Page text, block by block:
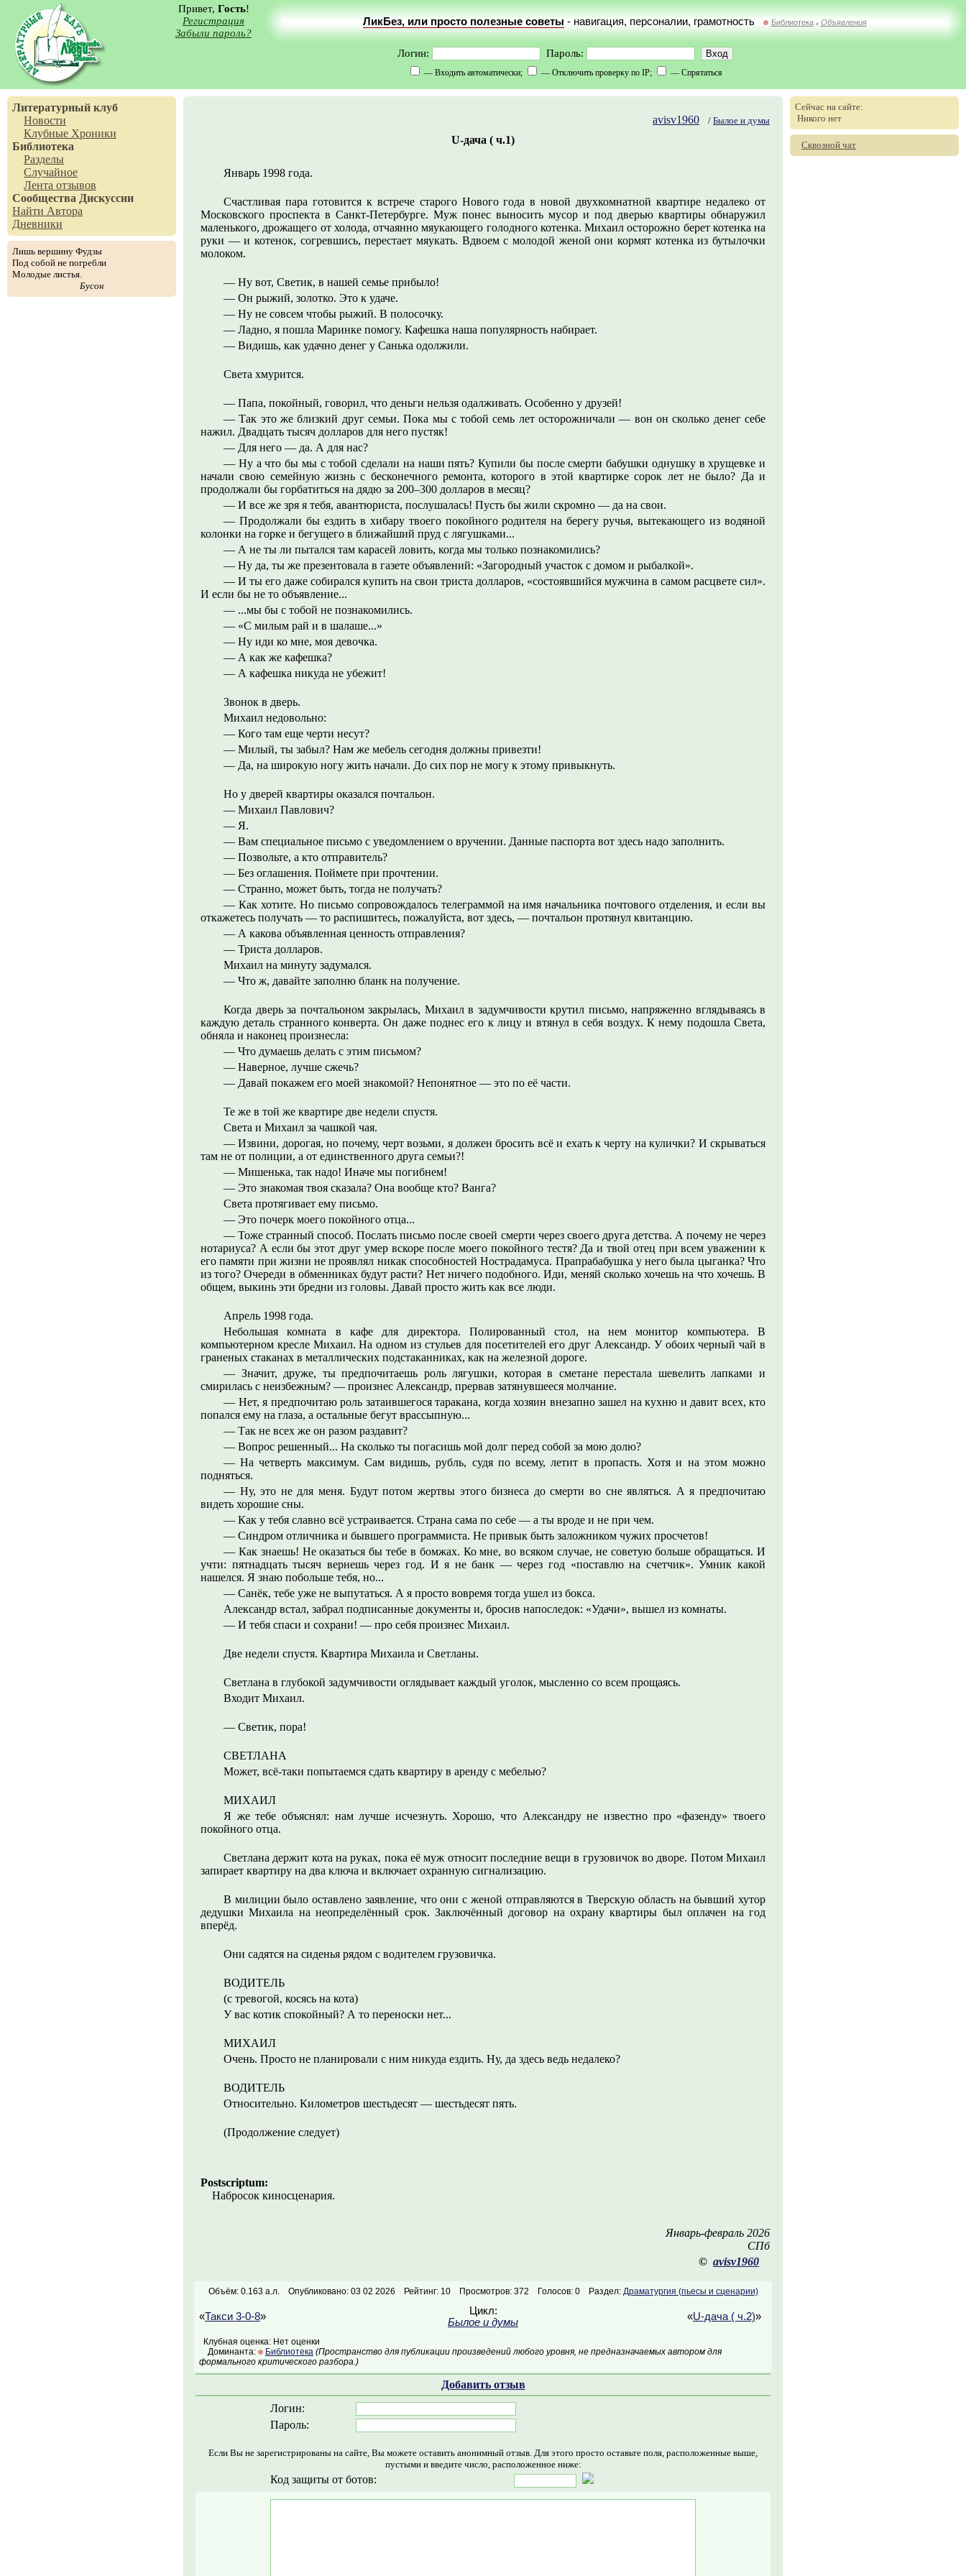
Привет, Гость!
Регистрация
Забыли пароль?
ЛикБез, или просто полезные советы - навигация, персоналии, грамотность Библиотека // Объявления
Логин: Пароль:
— Входить автоматически; — Отключить проверку по IP; — Спрятаться
Литературный клуб
Новости
Клубные Хроники
Библиотека
Разделы
Случайное
Лента отзывов
Сообщества Дискуссии
Найти Автора
Дневники
Лишь вершину Фудзы
Под собой не погребли
Молодые листья.
Бусон
avisv1960 / Былое и думы
U-дача ( ч.1)
Январь 1998 года.
Счастливая пара готовится к встрече старого Нового года в новой двухкомнатной квартире недалеко от
Московского проспекта в Санкт-Петербурге. Муж понес выносить мусор и под дверью квартиры обнаружил
маленького, дрожащего от холода, отчаянно мяукающего голодного котенка. Михаил осторожно берет котенка на
руки — и котенок, согревшись, перестает мяукать. Вдвоем с молодой женой они кормят котенка из бутылочки
молоком.
— Ну вот, Светик, в нашей семье прибыло!
— Он рыжий, золотко. Это к удаче.
— Ну не совсем чтобы рыжий. В полосочку.
— Ладно, я пошла Маринке помогу. Кафешка наша популярность набирает.
— Видишь, как удачно денег у Санька одолжили.
Света хмурится.
— Папа, покойный, говорил, что деньги нельзя одалживать. Особенно у друзей!
— Так это же близкий друг семьи. Пока мы с тобой семь лет осторожничали — вон он сколько денег себе
нажил. Двадцать тысяч долларов для него пустяк!
— Для него — да. А для нас?
— Ну а что бы мы с тобой сделали на наши пять? Купили бы после смерти бабушки однушку в хрущевке и
начали свою семейную жизнь с бесконечного ремонта, которого в этой квартирке сорок лет не было? Да и
продолжали бы горбатиться на дядю за 200–300 долларов в месяц?
— И все же зря я тебя, авантюриста, послушалась! Пусть бы жили скромно — да на свои.
— Продолжали бы ездить в хибару твоего покойного родителя на берегу ручья, вытекающего из водяной
колонки на горке и бегущего в ближайший пруд с лягушками...
— А не ты ли пытался там карасей ловить, когда мы только познакомились?
— Ну да, ты же презентовала в газете объявлений: «Загородный участок с домом и рыбалкой».
— И ты его даже собирался купить на свои триста долларов, «состоявшийся мужчина в самом расцвете сил».
И если бы не то объявление...
— ...мы бы с тобой не познакомились.
— «С милым рай и в шалаше...»
— Ну иди ко мне, моя девочка.
— А как же кафешка?
— А кафешка никуда не убежит!
Звонок в дверь.
Михаил недовольно:
— Кого там еще черти несут?
— Милый, ты забыл? Нам же мебель сегодня должны привезти!
— Да, на широкую ногу жить начали. До сих пор не могу к этому привыкнуть.
Но у дверей квартиры оказался почтальон.
— Михаил Павлович?
— Я.
— Вам специальное письмо с уведомлением о вручении. Данные паспорта вот здесь надо заполнить.
— Позвольте, а кто отправитель?
— Без оглашения. Поймете при прочтении.
— Странно, может быть, тогда не получать?
— Как хотите. Но письмо сопровождалось телеграммой на имя начальника почтового отделения, и если вы
откажетесь получать — то распишитесь, пожалуйста, вот здесь, — почтальон протянул квитанцию.
— А какова объявленная ценность отправления?
— Триста долларов.
Михаил на минуту задумался.
— Что ж, давайте заполню бланк на получение.
Когда дверь за почтальоном закрылась, Михаил в задумчивости крутил письмо, напряженно вглядываясь в
каждую деталь странного конверта. Он даже поднес его к лицу и втянул в себя воздух. К нему подошла Света,
обняла и наконец произнесла:
— Что думаешь делать с этим письмом?
— Наверное, лучше сжечь?
— Давай покажем его моей знакомой? Непонятное — это по её части.
Те же в той же квартире две недели спустя.
Света и Михаил за чашкой чая.
— Извини, дорогая, но почему, черт возьми, я должен бросить всё и ехать к черту на кулички? И скрываться
там не от полиции, а от единственного друга семьи?!
— Мишенька, так надо! Иначе мы погибнем!
— Это знакомая твоя сказала? Она вообще кто? Ванга?
Света протягивает ему письмо.
— Это почерк моего покойного отца...
— Тоже странный способ. Послать письмо после своей смерти через своего друга детства. А почему не через
нотариуса? А если бы этот друг умер вскоре после моего покойного тестя? Да и твой отец при всем уважении к
его памяти при жизни не проявлял никак способностей Нострадамуса. Прапрабабушка у него была цыганка? Что
из того? Очереди в обменниках будут расти? Нет ничего подобного. Иди, меняй сколько хочешь на что хочешь. В
общем, выкинь эти бредни из головы. Давай просто жить как все люди.
Апрель 1998 года.
Небольшая комната в кафе для директора. Полированный стол, на нем монитор компьютера. В
компьютерном кресле Михаил. На одном из стульев для посетителей его друг Александр. У обоих черный чай в
граненых стаканах в металлических подстаканниках, как на железной дороге.
— Значит, друже, ты предпочитаешь роль лягушки, которая в сметане перестала шевелить лапками и
смирилась с неизбежным? — произнес Александр, прервав затянувшееся молчание.
— Нет, я предпочитаю роль затаившегося таракана, когда хозяин внезапно зашел на кухню и давит всех, кто
попался ему на глаза, а остальные бегут врассыпную...
— Так не всех же он разом раздавит?
— Вопрос решенный... На сколько ты погасишь мой долг перед собой за мою долю?
— На четверть максимум. Сам видишь, рубль, судя по всему, летит в пропасть. Хотя и на этом можно
подняться.
— Ну, это не для меня. Будут потом жертвы этого бизнеса до смерти во сне являться. А я предпочитаю
видеть хорошие сны.
— Как у тебя славно всё устраивается. Страна сама по себе — а ты вроде и не при чем.
— Синдром отличника и бывшего программиста. Не привык быть заложником чужих просчетов!
— Как знаешь! Не оказаться бы тебе в бомжах. Ко мне, во всяком случае, не советую больше обращаться. И
учти: пятнадцать тысяч вернешь через год. И я не банк — через год «поставлю на счетчик». Умник какой
нашелся. Я знаю побольше тебя, но...
— Санёк, тебе уже не выпутаться. А я просто вовремя тогда ушел из бокса.
Александр встал, забрал подписанные документы и, бросив напоследок: «Удачи», вышел из комнаты.
— И тебя спаси и сохрани! — про себя произнес Михаил.
Две недели спустя. Квартира Михаила и Светланы.
Светлана в глубокой задумчивости оглядывает каждый уголок, мысленно со всем прощаясь.
Входит Михаил.
— Светик, пора!
СВЕТЛАНА
Может, всё-таки попытаемся сдать квартиру в аренду с мебелью?
МИХАИЛ
Я же тебе объяснял: нам лучше исчезнуть. Хорошо, что Александру не известно про «фазенду» твоего
покойного отца.
Светлана держит кота на руках, пока её муж относит последние вещи в грузовичок во дворе. Потом Михаил
запирает квартиру на два ключа и включает охранную сигнализацию.
В милиции было оставлено заявление, что они с женой отправляются в Тверскую область на бывший хутор
дедушки Михаила на неопределённый срок. Заключённый договор на охрану квартиры был оплачен на год
вперёд.
Они садятся на сиденья рядом с водителем грузовичка.
ВОДИТЕЛЬ
(с тревогой, косясь на кота)
У вас котик спокойный? А то переноски нет...
МИХАИЛ
Очень. Просто не планировали с ним никуда ездить. Ну, да здесь ведь недалеко?
ВОДИТЕЛЬ
Относительно. Километров шестьдесят — шестьдесят пять.
(Продолжение следует)
Postscriptum:
Набросок киносценария.
Январь-февраль 2026
СПб
© avisv1960
Объём: 0.163 а.л. Опубликовано: 03 02 2026 Рейтинг: 10 Просмотров: 372 Голосов: 0 Раздел: Драматургия (пьесы и сценарии)
«Такси 3-0-8»
Цикл:
Былое и думы
«U-дача ( ч.2)»
Клубная оценка: Нет оценки
Доминанта:
Библиотека (Пространство для публикации произведений любого уровня, не предназначаемых автором для
формального критического разбора.)
Добавить отзыв
Логин:
Пароль:
Если Вы не зарегистрированы на сайте, Вы можете оставить анонимный отзыв. Для этого просто оставьте поля, расположенные выше,
пустыми и введите число, расположенное ниже:
Код защиты от ботов:
Сейчас на сайте:
Никого нет
Сквозной чат